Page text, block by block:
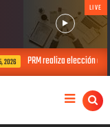
LIVE
PRM realiza elección de